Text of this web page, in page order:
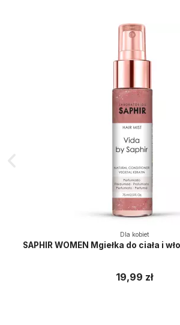
Dla kobiet
SAPHIR WOMEN Mgiełka do ciała i
19,99 zł